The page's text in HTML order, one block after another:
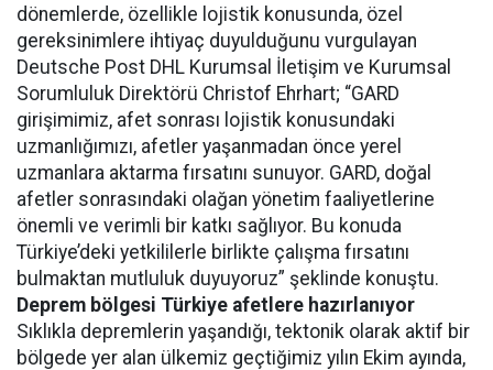
dönemlerde, özellikle lojistik konusunda, özel
gereksinimlere ihtiyaç duyulduğunu vurgulayan
Deutsche Post DHL Kurumsal İletişim ve Kurumsal
Sorumluluk Direktörü Christof Ehrhart; “GARD
girişimimiz, afet sonrası lojistik konusundaki
uzmanlığımızı, afetler yaşanmadan önce yerel
uzmanlara aktarma fırsatını sunuyor. GARD, doğal
afetler sonrasındaki olağan yönetim faaliyetlerine
önemli ve verimli bir katkı sağlıyor. Bu konuda
Türkiye’deki yetkililerle birlikte çalışma fırsatını
bulmaktan mutluluk duyuyoruz” şeklinde konuştu.
Deprem bölgesi Türkiye afetlere hazırlanıyor
Sıklıkla depremlerin yaşandığı, tektonik olarak aktif bir
bölgede yer alan ülkemiz geçtiğimiz yılın Ekim ayında,